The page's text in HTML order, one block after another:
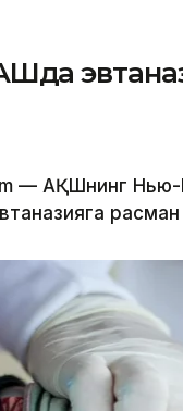
— АҚШнинг Нью-